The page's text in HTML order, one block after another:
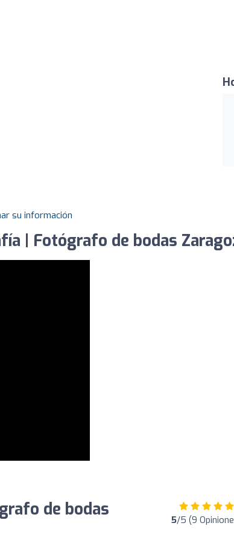
su información
| Fotógrafo de bodas
de bodas
5/5 (9